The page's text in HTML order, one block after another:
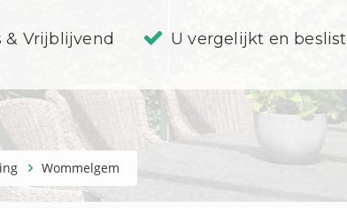
& Vrijblijvend U vergelijkt en beslist
Wommelgem